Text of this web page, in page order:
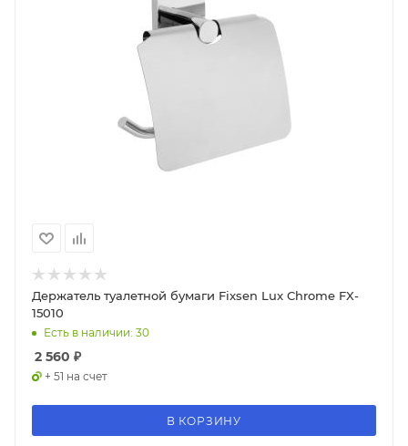
Держатель туалетной бумаги Fixsen Lux Chrome FX-
15010
Есть в наличии: 30
2 560 ₽
+ 51 на счет
В КОРЗИНУ